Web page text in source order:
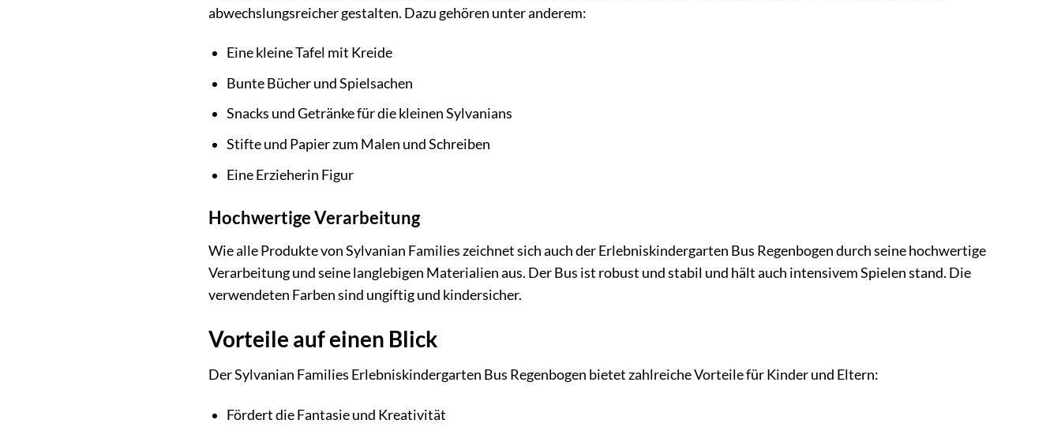
abwechslungsreicher gestalten. Dazu gehören unter anderem:
Eine kleine Tafel mit Kreide
Bunte Bücher und Spielsachen
Snacks und Getränke für die kleinen Sylvanians
Stifte und Papier zum Malen und Schreiben
Eine Erzieherin Figur
Hochwertige Verarbeitung
Wie alle Produkte von Sylvanian Families zeichnet sich auch der Erlebniskindergarten Bus Regenbogen durch seine hochwertige
Verarbeitung und seine langlebigen Materialien aus. Der Bus ist robust und stabil und hält auch intensivem Spielen stand. Die
verwendeten Farben sind ungiftig und kindersicher.
Vorteile auf einen Blick
Der Sylvanian Families Erlebniskindergarten Bus Regenbogen bietet zahlreiche Vorteile für Kinder und Eltern:
Fördert die Fantasie und Kreativität